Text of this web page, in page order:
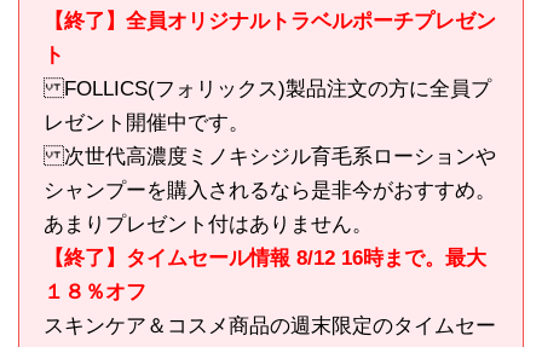
【終了】全員オリジナルトラベルポーチプレゼン
ト
FOLLICS(フォリックス)製品注文の方に全員プ
レゼント開催中です。
次世代高濃度ミノキシジル育毛系ローションや
シャンプーを購入されるなら是非今がおすすめ。
あまりプレゼント付はありません。
【終了】タイムセール情報 8/12 16時まで。最大
１８％オフ
スキンケア＆コスメ商品の週末限定のタイムセー